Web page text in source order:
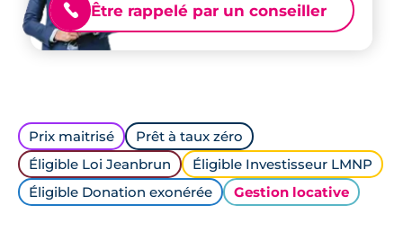
📞 Être rappelé par un conseiller
Prix maitrisé
Prêt à taux zéro
Éligible Loi Jeanbrun
Éligible Investisseur LMNP
Éligible Donation exonérée
Gestion locative